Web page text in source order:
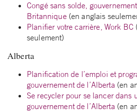
Congé sans solde,
Britannique(en anglais
Planifier votre carrière, Work BC
seulement)
Alberta
Planification de l’emploi et
gouvernement de l’Alberta (en
Se recycler pour se lancer dans
gouvernement de l’Alberta (en